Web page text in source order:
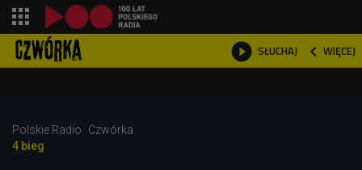
 SŁUCHAJ  WIĘCEJ

Polskie Radio
Czwórka
4 bieg